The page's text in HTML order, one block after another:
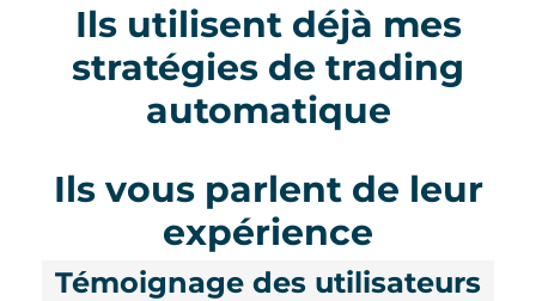
Ils utilisent déjà mes
stratégies de trading
automatique
Ils vous parlent de leur
expérience
Témoignage des utilisateurs